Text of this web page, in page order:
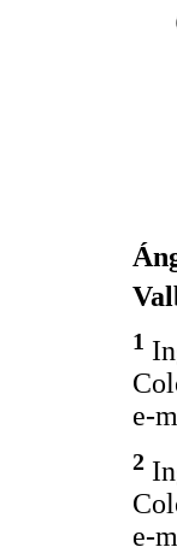
1
e-
2
e-